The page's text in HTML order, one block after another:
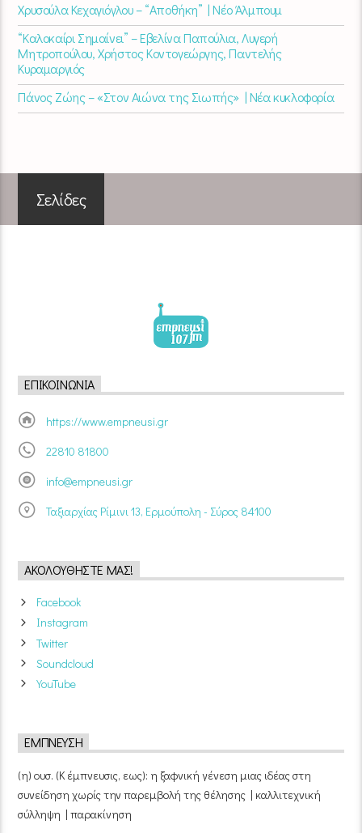
Χρυσούλα Κεχαγιόγλου – “Αποθήκη” | Νέο Άλμπουμ
“Καλοκαίρι Σημαίνει” – Εβελίνα Παπούλια, Λυγερή
Μητροπούλου, Χρήστος Κοντογεώργης, Παντελής
Κυραμαργιός
Πάνος Ζώης – «Στον Αιώνα της Σιωπής» | Νέα κυκλοφορία
Σελίδες
ΕΠΙΚΟΙΝΩΝΊΑ
https://www.empneusi.gr
22810 81800
info@empneusi.gr
Ταξιαρχίας Ρίμινι 13, Ερμούπολη - Σύρος 84100
ΑΚΟΛΟΥΘΉΣΤΕ ΜΑΣ!
Facebook
Instagram
Twitter
Soundcloud
YouTube
ΈΜΠΝΕΥΣΗ
(η) ουσ. (Κ έμπνευσις, εως): η ξαφνική γένεση μιας ιδέας στη
συνείδηση χωρίς την παρεμβολή της θέλησης | καλλιτεχνική
σύλληψη | παρακίνηση